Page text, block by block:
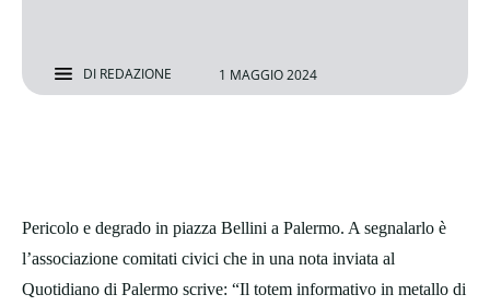
DI REDAZIONE 1 MAGGIO 2024
Pericolo e degrado in piazza Bellini a Palermo. A segnalarlo è
l’associazione comitati civici che in una nota inviata al
Quotidiano di Palermo scrive: “Il totem informativo in metallo di